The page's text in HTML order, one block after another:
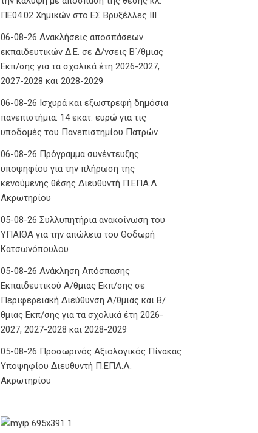
ΠΕ04.02 Χημικών στο ΕΣ Βρυξέλλες ΙΙΙ
06-08-26 Ανακλήσεις αποσπάσεων
εκπαιδευτικών Δ.Ε. σε Δ/νσεις Β΄/θμιας
Εκπ/σης για τα σχολικά έτη 2026-2027,
2027-2028 και 2028-2029
06-08-26 Ισχυρά και εξωστρεφή δημόσια
πανεπιστήμια: 14 εκατ. ευρώ για τις
υποδομές του Πανεπιστημίου Πατρών
06-08-26 Πρόγραμμα συνέντευξης
υποψηφίου για την πλήρωση της
κενούμενης θέσης Διευθυντή Π.ΕΠΑ.Λ.
Ακρωτηρίου
05-08-26 Συλλυπητήρια ανακοίνωση του
ΥΠΑΙΘΑ για την απώλεια του Θοδωρή
Κατσωνόπουλου
05-08-26 Ανάκληση Απόσπασης
Εκπαιδευτικού Α/θμιας Εκπ/σης σε
Περιφερειακή Διεύθυνση Α/θμιας και Β/
θμιας Εκπ/σης για τα σχολικά έτη 2026-
2027, 2027-2028 και 2028-2029
05-08-26 Προσωρινός Αξιολογικός Πίνακας
Υποψηφίου Διευθυντή Π.ΕΠΑ.Λ.
Ακρωτηρίου